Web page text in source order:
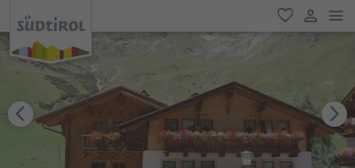
favorit
user link